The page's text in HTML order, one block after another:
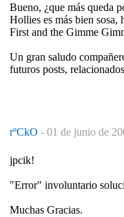
Bueno, ¿que más queda
Hollies es más bien sosa,
First and the Gimme
Un gran saludo
futuros posts,
rºCkO - 01 de junio de
jpcik!
"Error" involuntario
Muchas Gracias.